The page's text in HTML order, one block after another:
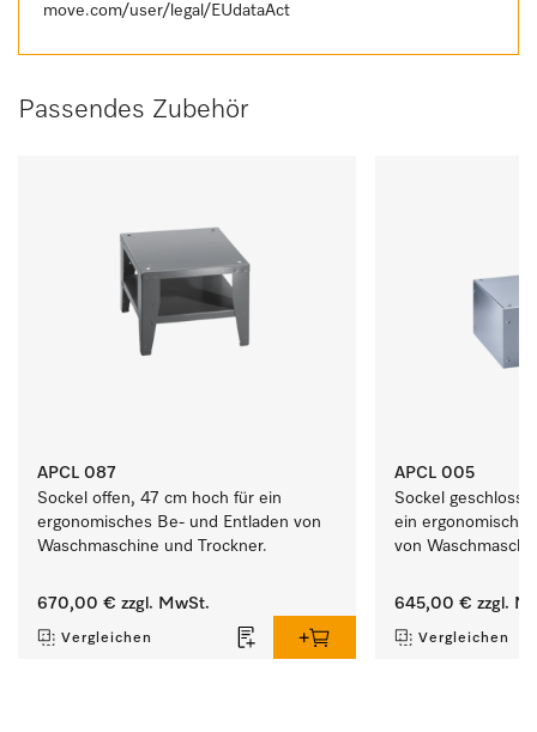
move.com/user/legal/EUdataAct
Passendes Zubehör
APCL 087
Sockel offen, 47 cm hoch für ein
ergonomisches Be- und Entladen von
Waschmaschine und Trockner.
670,00 € zzgl. MwSt.
Vergleichen
APCL 005
Sockel
ein
von
645,00 € zzgl.
Vergleichen